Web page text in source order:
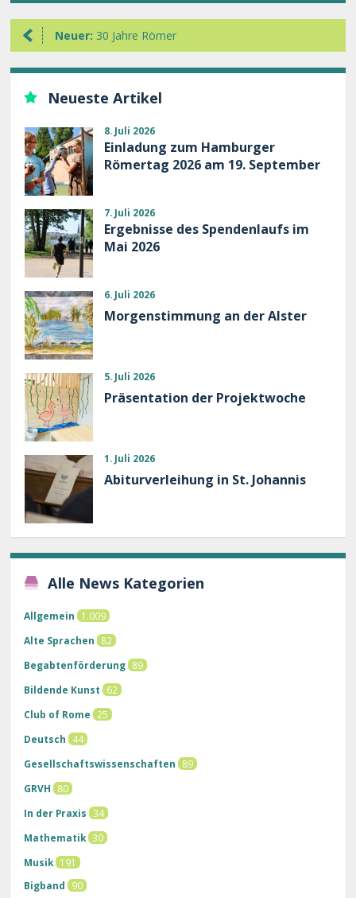
Neuer: 30 Jahre Römer
Neueste Artikel
8. Juli 2026
Einladung zum Hamburger
Römertag 2026 am 19. September
7. Juli 2026
Ergebnisse des Spendenlaufs im
Mai 2026
6. Juli 2026
Morgenstimmung an der Alster
5. Juli 2026
Präsentation der Projektwoche
1. Juli 2026
Abiturverleihung in St. Johannis
Alle News Kategorien
Allgemein
1.009
Alte Sprachen
82
Begabtenförderung 89
Bildende Kunst
62
Club of Rome
25
Deutsch
44
Gesellschaftswissenschaften
89
GRVH
80
In der Praxis
34
Mathematik 30
Musik 191
Bigband
90